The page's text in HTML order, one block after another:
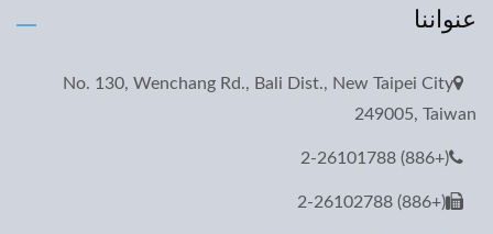
عنواننا
No. 130, Wenchang Rd., Bali Dist., New Taipei City
249005, Taiwan
(+886) 2-26101788
(+886) 2-26102788